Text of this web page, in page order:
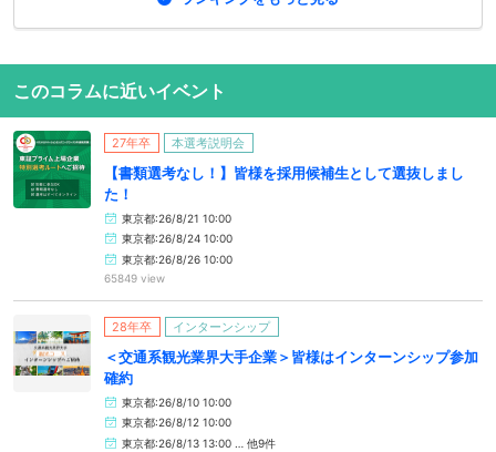
このコラムに近いイベント
27年卒 本選考説明会
【書類選考なし！】皆様を採用候補生として選抜しまし
た！
東京都:26/8/21 10:00
東京都:26/8/24 10:00
東京都:26/8/26 10:00
65849 view
28年卒 インターンシップ
＜交通系観光業界大手企業＞皆様はインターンシップ参加
確約
東京都:26/8/10 10:00
東京都:26/8/12 10:00
東京都:26/8/13 13:00 … 他9件